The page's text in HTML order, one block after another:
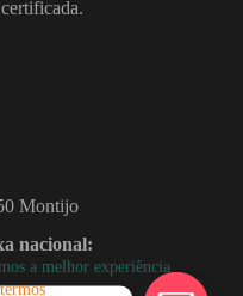
a melhor experiência
termos
Montijo
nacional: